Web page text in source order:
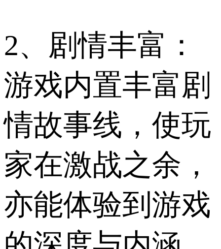
2、剧情丰富：
游戏内置丰富剧
情故事线，使玩
家在激战之余，
亦能体验到游戏